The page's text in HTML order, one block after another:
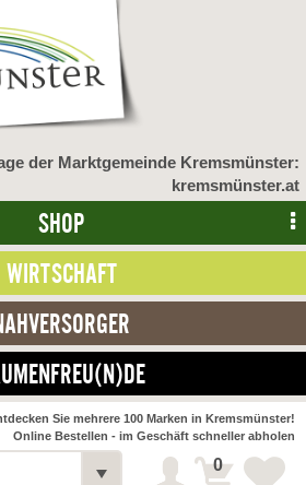
der Marktgemeinde Kremsmünster:
kremsmünster.at
SHOP
WIRTSCHAFT
Alle Webseiten
Sie mehrere 100 Marken in Kremsmünster!
Online Bestellen - im Geschäft schneller abholen
0
Detail